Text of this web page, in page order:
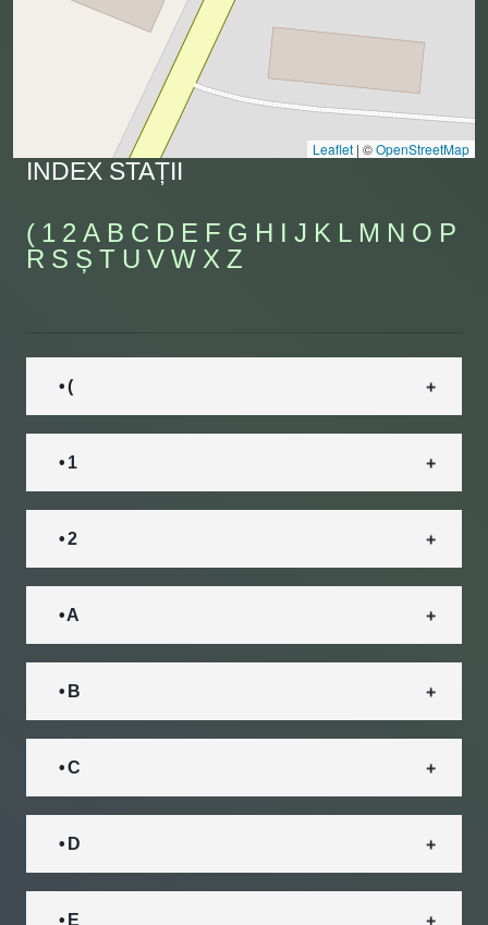
Leaflet | ©OpenStreetMap
INDEX STAȚII
( 1 2 A B C D E F G H I J K L M N O P
R S Ș T U V W X Z
• (
• 1
• 2
• A
• B
• C
• D
• E